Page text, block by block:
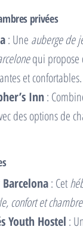
privées
: Une auberge de
qui propose
et confortables.
Inn:
des options de
: Cet
confort et
Youth Hostel :